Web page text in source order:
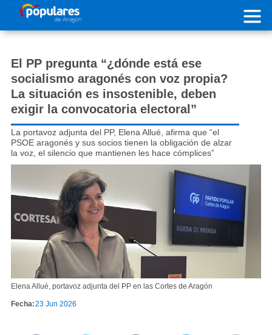
Pasar al contenido principal
El PP pregunta “¿dónde está ese
socialismo aragonés con voz propia?
La situación es insostenible, deben
exigir la convocatoria electoral”
La portavoz adjunta del PP, Elena Allué, afirma que “el
PSOE aragonés y sus socios tienen la obligación de alzar
la voz, el silencio que mantienen les hace cómplices”
Elena Allué, portavoz adjunta del PP en las Cortes de Aragón
Fecha:23 Jun 2026